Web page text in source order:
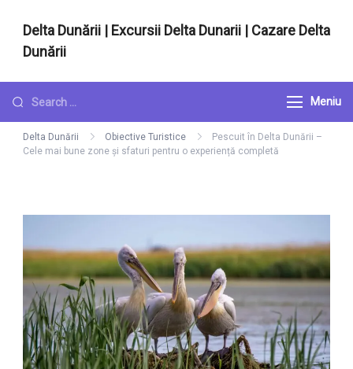
conținut
Delta Dunării | Excursii Delta Dunarii | Cazare Delta
Dunării
Looking
for
Something?
Meniu
Delta Dunării Obiective Turistice
Pescuit în Delta Dunării –
Cele mai bune zone și sfaturi pentru o experiență completă